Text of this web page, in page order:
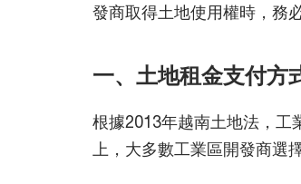
發商取得土地使用權時，務
一、土地租金支付方
根據2013年越南土地法，工
上，大多數工業區開發商選